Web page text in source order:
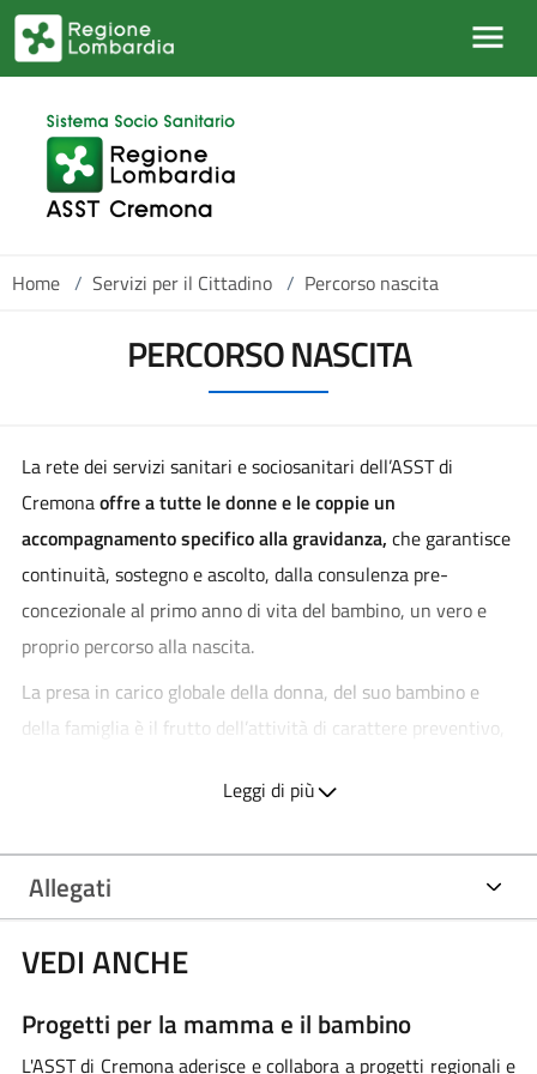
Salta al contenuto principale
Home / Servizi per il Cittadino / Percorso nascita
PERCORSO NASCITA
La rete dei servizi sanitari e sociosanitari dell’ASST di
Cremonaoffre a tutte le donne e le coppie un
accompagnamento specifico alla gravidanza, che garantisce
continuità, sostegno e ascolto, dalla consulenza pre-
concezionale al primo anno di vita del bambino, un vero e
proprio percorso alla nascita.
La presa in carico globale della donna, del suo bambino e
della famiglia è il frutto dell’attività di carattere preventivo,
condotto in modo complementare dalle équipe ospedaliere e
individuale alla persona,
Cremona (Servizi Ospedalieri e Consultori), collaborano alla
realizzazione delle attività assistenziali e di educazione
Leggi di più
Allegati
VEDI ANCHE
Progetti per la mamma e il bambino
L'ASST di Cremona aderisce e collabora a progetti regionali e